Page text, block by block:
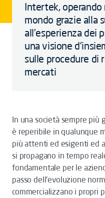
Intertek,
mondo grazie alla
all’esperienza dei
una visione
sulle procedure di
mercati
In una società sempre più
è reperibile in qualunque
più attenti ed esigenti ed
si propagano in tempo
fondamentale per le
passo dell'evoluzione
commercializzano i propri